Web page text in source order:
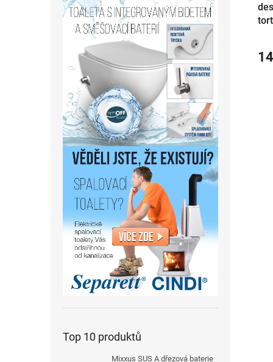
Top 10 produktů
Mixxus SUS A dřezová baterie